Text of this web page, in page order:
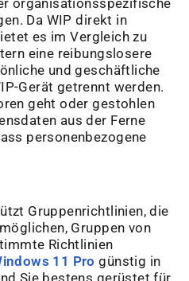
organisationsspezifische
Da WIP direkt in
es im Vergleich zu
eine reibungslosere
und geschäftliche
Gerät getrennt werden.
geht oder gestohlen
aus der Ferne
personenbezogene
Gruppenrichtlinien, die
Gruppen von
Richtlinien
11 Pro günstig in